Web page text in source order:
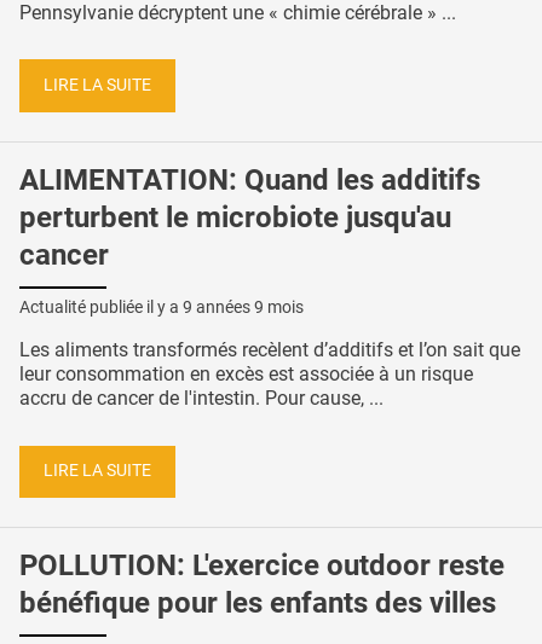
Pennsylvanie décryptent une « chimie cérébrale » ...
LIRE LA SUITE
ALIMENTATION: Quand les additifs
perturbent le microbiote jusqu'au
cancer
Actualité publiée il y a 9 années 9 mois
Les aliments transformés recèlent d’additifs et l’on sait que
leur consommation en excès est associée à un risque
accru de cancer de l'intestin. Pour cause, ...
LIRE LA SUITE
POLLUTION: L'exercice outdoor reste
bénéfique pour les enfants des villes